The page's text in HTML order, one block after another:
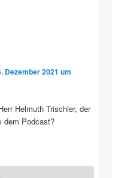
Dezember 2021 um
Helmuth Trischler, der
dem Podcast?